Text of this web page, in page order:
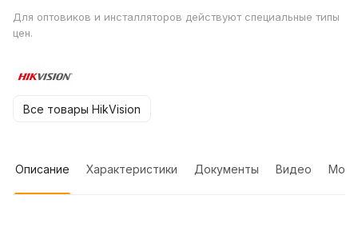
Для оптовиков и инсталляторов действуют специальные типы
цен.
Все товары HikVision
Описание Характеристики Документы Видео